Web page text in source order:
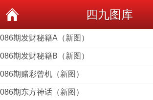
四九图库
086期发财秘籍A（新图）
086期发财秘籍B（新图）
086期赌彩曾机（新图）
086期东方神话（新图）